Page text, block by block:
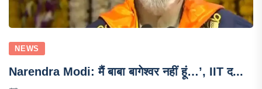
NEWS
Narendra Modi: मैं बाबा बागेश्वर नहीं हूं…’, IIT द...